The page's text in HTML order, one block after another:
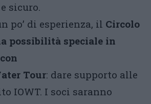
sicuro.
po’ di esperienza, il Circolo
possibilità speciale in
Tour: dare supporto alle
IOWT. I soci saranno